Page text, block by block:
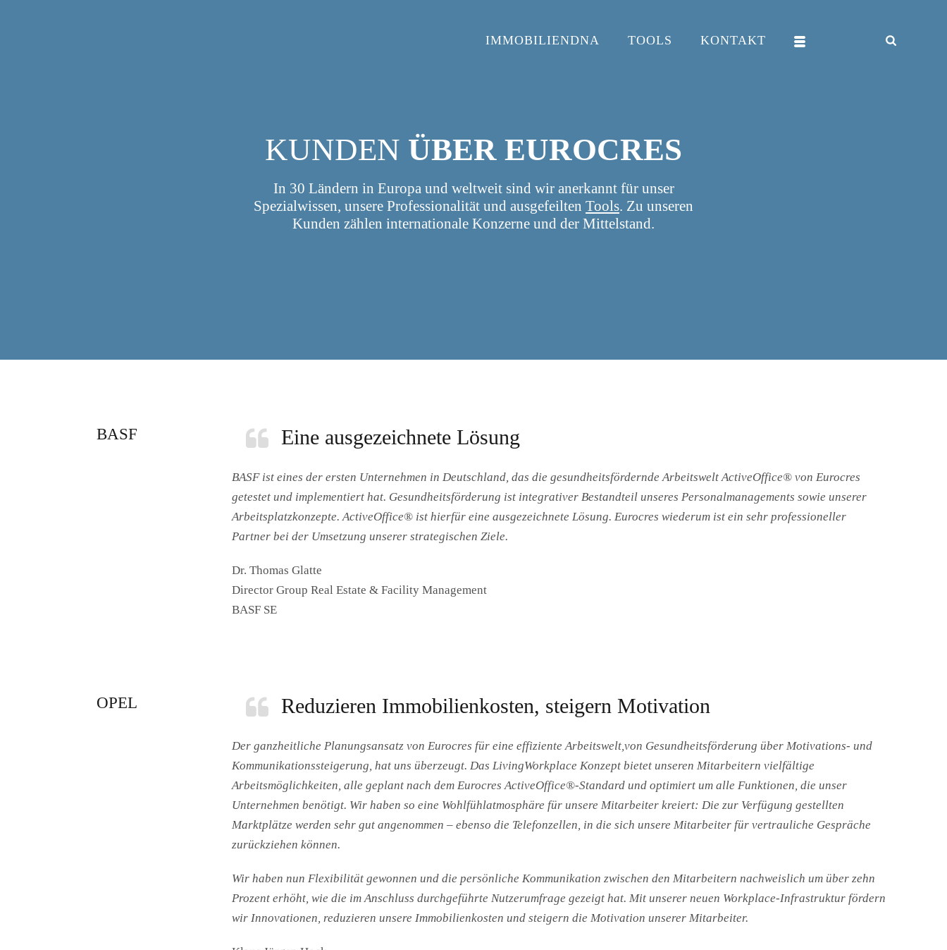
IMMOBILIENDNA TOOLS KONTAKT
-Cookies, um dieses Video anzusehen.
KUNDEN ÜBER EUROCRES
In 30 Ländern in Europa und weltweit sind wir anerkannt für unser
Spezialwissen, unsere Professionalität und ausgefeilten Tools. Zu unseren
Kunden zählen internationale Konzerne und der Mittelstand.
BASF Eine ausgezeichnete Lösung
BASF ist eines der ersten Unternehmen in Deutschland, das die gesundheitsfördernde Arbeitswelt ActiveOffice® von Eurocres
getestet und implementiert hat. Gesundheitsförderung ist integrativer Bestandteil unseres Personalmanagements sowie unserer
Arbeitsplatzkonzepte. ActiveOffice® ist hierfür eine ausgezeichnete Lösung. Eurocres wiederum ist ein sehr professioneller
Partner bei der Umsetzung unserer strategischen Ziele.
Dr. Thomas Glatte
Director Group Real Estate & Facility Management
BASF SE
OPEL Reduzieren Immobilienkosten, steigern Motivation
Der ganzheitliche Planungsansatz von Eurocres für eine effiziente Arbeitswelt,von Gesundheitsförderung über Motivations- und
Kommunikationssteigerung, hat uns überzeugt. Das LivingWorkplace Konzept bietet unseren Mitarbeitern vielfältige
Arbeitsmöglichkeiten, alle geplant nach dem Eurocres ActiveOffice®-Standard und optimiert um alle Funktionen, die unser
Unternehmen benötigt. Wir haben so eine Wohlfühlatmosphäre für unsere Mitarbeiter kreiert: Die zur Verfügung gestellten
Marktplätze werden sehr gut angenommen – ebenso die Telefonzellen, in die sich unsere Mitarbeiter für vertrauliche Gespräche
zurückziehen können.
Wir haben nun Flexibilität gewonnen und die persönliche Kommunikation zwischen den Mitarbeitern nachweislich um über zehn
Prozent erhöht, wie die im Anschluss durchgeführte Nutzerumfrage gezeigt hat. Mit unserer neuen Workplace-Infrastruktur fördern
wir Innovationen, reduzieren unsere Immobilienkosten und steigern die Motivation unserer Mitarbeiter.